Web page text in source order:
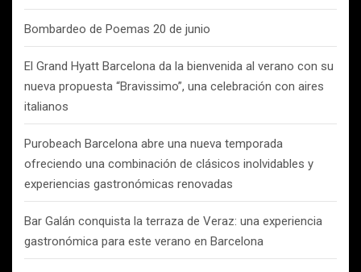
Bombardeo de Poemas 20 de junio
El Grand Hyatt Barcelona da la bienvenida al verano con su
nueva propuesta “Bravissimo”, una celebración con aires
italianos
Purobeach Barcelona abre una nueva temporada
ofreciendo una combinación de clásicos inolvidables y
experiencias gastronómicas renovadas
Bar Galán conquista la terraza de Veraz: una experiencia
gastronómica para este verano en Barcelona